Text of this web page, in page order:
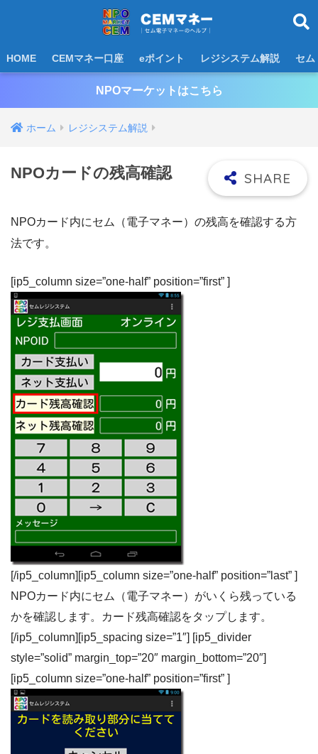
HOME CEMマネー口座 eポイント レジシステム解説 セム
NPOマーケットはこちら
ホーム レジシステム解説
NPOカードの残高確認
NPOカード内にセム（電子マネー）の残高を確認する方
法です。
[ip5_column size=”one-half” position=”first” ]
[/ip5_column][ip5_column size=”one-half” position=”last” ]
NPOカード内にセム（電子マネー）がいくら残っている
かを確認します。カード残高確認をタップします。
[/ip5_column][ip5_spacing size=”1″] [ip5_divider
style=”solid” margin_top=”20″ margin_bottom=”20″]
[ip5_column size=”one-half” position=”first” ]